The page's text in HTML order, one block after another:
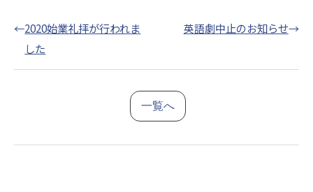
←2020始業礼拝が行われま
した
英語劇中止のお知らせ→
一覧へ